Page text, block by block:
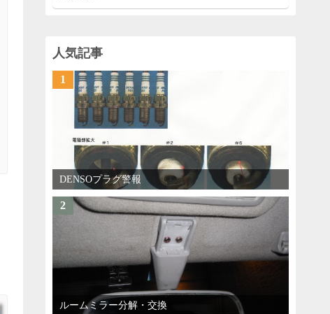
人気記事
1
DENSOプラグ警報
2
ルームミラー分解・交換